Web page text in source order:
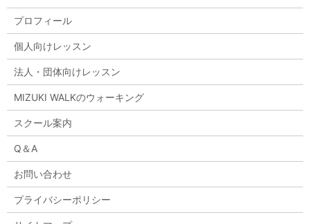
プロフィール
個人向けレッスン
法人・団体向けレッスン
MIZUKI WALKのウォーキング
スクール案内
Q＆A
お問い合わせ
プライバシーポリシー